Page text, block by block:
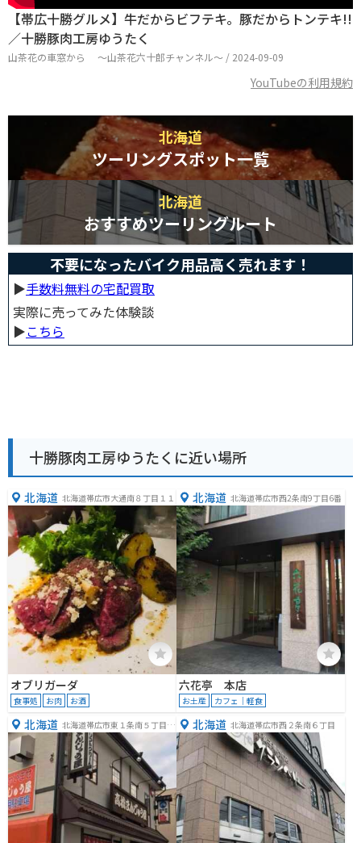
【帯広十勝グルメ】牛だからビフテキ。豚だからトンテキ!!
／十勝豚肉工房ゆうたく
山茶花の車窓から ～山茶花六十郎チャンネル～ / 2024-09-09
YouTubeの利用規約
北海道
ツーリングスポット一覧
北海道
おすすめツーリングルート
不要になったバイク用品高く売れます！
▶︎手数料無料の宅配買取
実際に売ってみた体験談
▶︎こちら
十勝豚肉工房ゆうたくに近い場所
北海道 北海道帯広市大通南８丁目１１
オブリガーダ
食事処 お肉 お酒
北海道 北海道帯広市西2条南9丁目6番
六花亭 本店
お土産 カフェ｜軽食
北海道 北海道帯広市東１条南５丁目１
９−４
北海道 北海道帯広市西２条南６丁目